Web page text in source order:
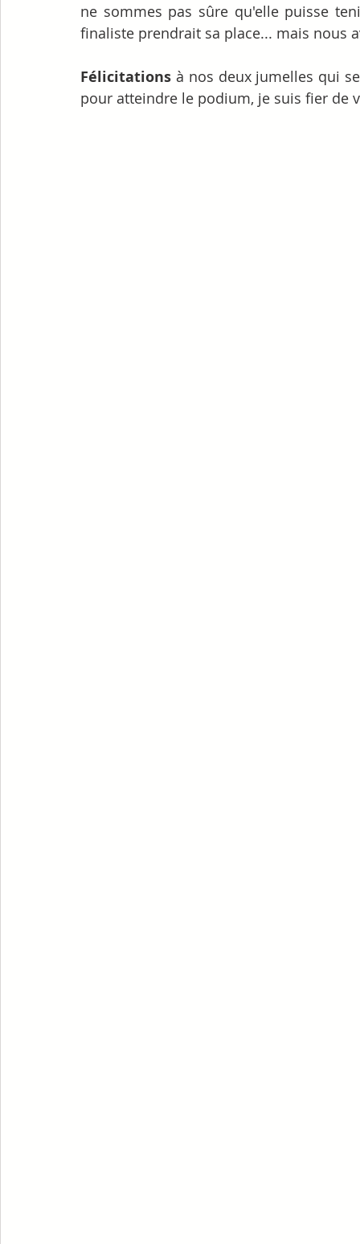
ne sommes pas sûre qu'elle puisse
finaliste prendrait sa place... mais nous
Félicitations à nos deux jumelles qui
pour atteindre le podium, je suis fier de